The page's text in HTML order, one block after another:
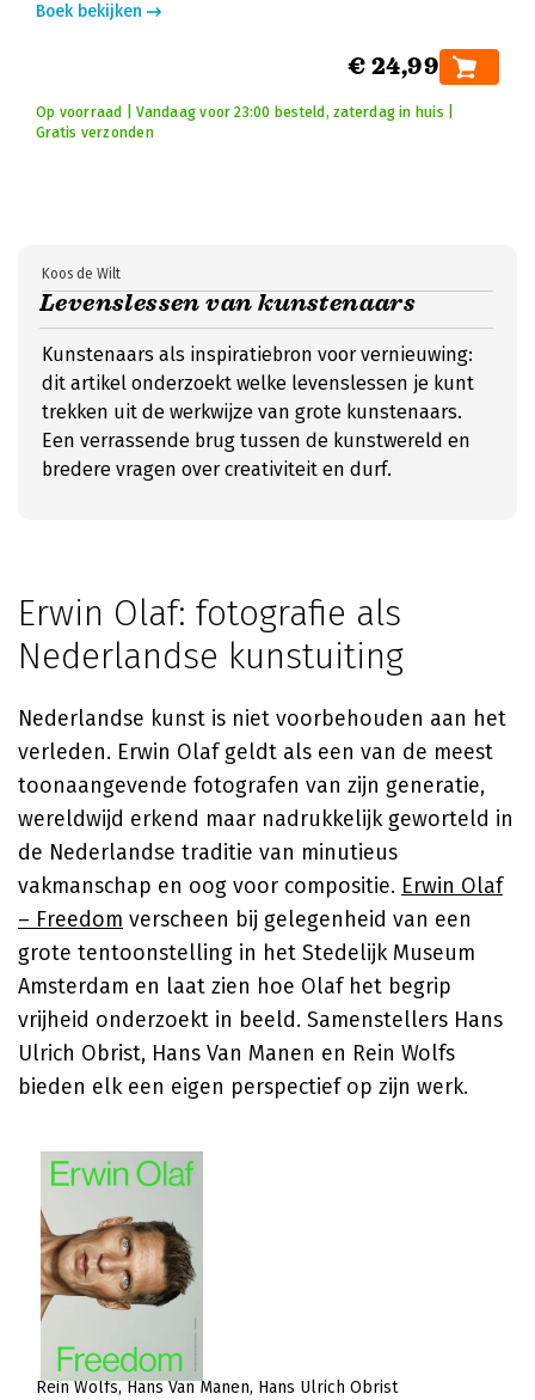
Boek bekijken
€ 24,99
Op voorraad | Vandaag voor 23:00 besteld, zaterdag in huis |
Gratis verzonden
Levenslessen van kunstenaars
Koos de Wilt
Kunstenaars als inspiratiebron voor vernieuwing:
dit artikel onderzoekt welke levenslessen je kunt
trekken uit de werkwijze van grote kunstenaars.
Een verrassende brug tussen de kunstwereld en
bredere vragen over creativiteit en durf.
Erwin Olaf: fotografie als
Nederlandse kunstuiting
Nederlandse kunst is niet voorbehouden aan het
verleden. Erwin Olaf geldt als een van de meest
toonaangevende fotografen van zijn generatie,
wereldwijd erkend maar nadrukkelijk geworteld in
de Nederlandse traditie van minutieus
vakmanschap en oog voor compositie. Erwin Olaf
– Freedom verscheen bij gelegenheid van een
grote tentoonstelling in het Stedelijk Museum
Amsterdam en laat zien hoe Olaf het begrip
vrijheid onderzoekt in beeld. Samenstellers Hans
Ulrich Obrist, Hans Van Manen en Rein Wolfs
bieden elk een eigen perspectief op zijn werk.
Rein Wolfs Hans Van Manen Hans Ulrich Obrist